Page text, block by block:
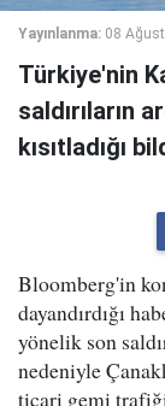
Yayınlanma: 08
Türkiye'nin
saldırıların
kısıtladığı
Bloomberg'in
dayandırdığı
yönelik son
nedeniyle
ticari gemi